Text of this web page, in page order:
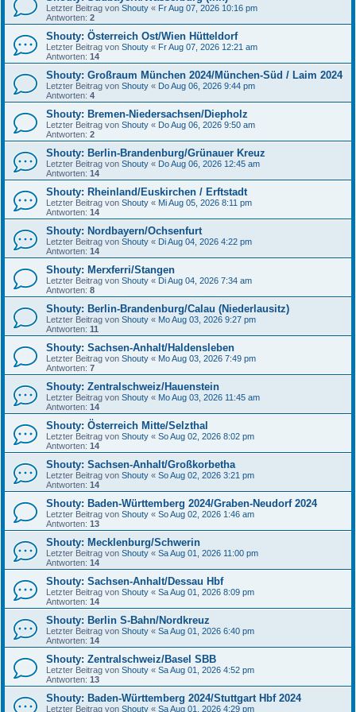
Letzter Beitrag von Shouty « Fr Aug 07, 2026 10:16 pm
Antworten: 2
Shouty: Österreich Ost/Wien Hütteldorf
Letzter Beitrag von Shouty « Fr Aug 07, 2026 12:21 am
Antworten: 14
Shouty: Großraum München 2024/München-Süd / Laim 2024
Letzter Beitrag von Shouty « Do Aug 06, 2026 9:44 pm
Antworten: 4
Shouty: Bremen-Niedersachsen/Diepholz
Letzter Beitrag von Shouty « Do Aug 06, 2026 9:50 am
Antworten: 2
Shouty: Berlin-Brandenburg/Grünauer Kreuz
Letzter Beitrag von Shouty « Do Aug 06, 2026 12:45 am
Antworten: 14
Shouty: Rheinland/Euskirchen / Erftstadt
Letzter Beitrag von Shouty « Mi Aug 05, 2026 8:11 pm
Antworten: 14
Shouty: Nordbayern/Ochsenfurt
Letzter Beitrag von Shouty « Di Aug 04, 2026 4:22 pm
Antworten: 14
Shouty: Merxferri/Stangen
Letzter Beitrag von Shouty « Di Aug 04, 2026 7:34 am
Antworten: 8
Shouty: Berlin-Brandenburg/Calau (Niederlausitz)
Letzter Beitrag von Shouty « Mo Aug 03, 2026 9:27 pm
Antworten: 11
Shouty: Sachsen-Anhalt/Haldensleben
Letzter Beitrag von Shouty « Mo Aug 03, 2026 7:49 pm
Antworten: 7
Shouty: Zentralschweiz/Hauenstein
Letzter Beitrag von Shouty « Mo Aug 03, 2026 11:45 am
Antworten: 14
Shouty: Österreich Mitte/Selzthal
Letzter Beitrag von Shouty « So Aug 02, 2026 8:02 pm
Antworten: 14
Shouty: Sachsen-Anhalt/Großkorbetha
Letzter Beitrag von Shouty « So Aug 02, 2026 3:21 pm
Antworten: 14
Shouty: Baden-Württemberg 2024/Graben-Neudorf 2024
Letzter Beitrag von Shouty « So Aug 02, 2026 1:46 am
Antworten: 13
Shouty: Mecklenburg/Schwerin
Letzter Beitrag von Shouty « Sa Aug 01, 2026 11:00 pm
Antworten: 14
Shouty: Sachsen-Anhalt/Dessau Hbf
Letzter Beitrag von Shouty « Sa Aug 01, 2026 8:09 pm
Antworten: 14
Shouty: Berlin S-Bahn/Nordkreuz
Letzter Beitrag von Shouty « Sa Aug 01, 2026 6:40 pm
Antworten: 14
Shouty: Zentralschweiz/Basel SBB
Letzter Beitrag von Shouty « Sa Aug 01, 2026 4:52 pm
Antworten: 13
Shouty: Baden-Württemberg 2024/Stuttgart Hbf 2024
Letzter Beitrag von Shouty « Sa Aug 01, 2026 4:29 pm